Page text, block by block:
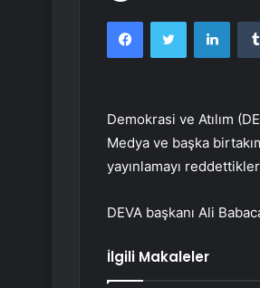
FacebookTwitter
Demokrasi ve Atılım
Medya ve başka
yayınlamayı
DEVA başkanı Ali
İlgili Makaleler